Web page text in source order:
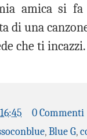
amica si
di una canzone
che ti incazzi.
16:45
0 Commenti
, Blue G,